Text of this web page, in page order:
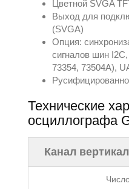
Цветной SVGA
Выход для
(SVGA)
Опция:
сигналов шин
73354, 73504A),
Технические
осциллографа
Канал